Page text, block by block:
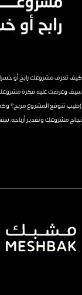
كيف تعرف مشروعك رابح أو
سيف وعرضت عليه فكرة
(طيب تتوقع المشروع مربح؟ وكم
نجاح مشروعك وتقدير